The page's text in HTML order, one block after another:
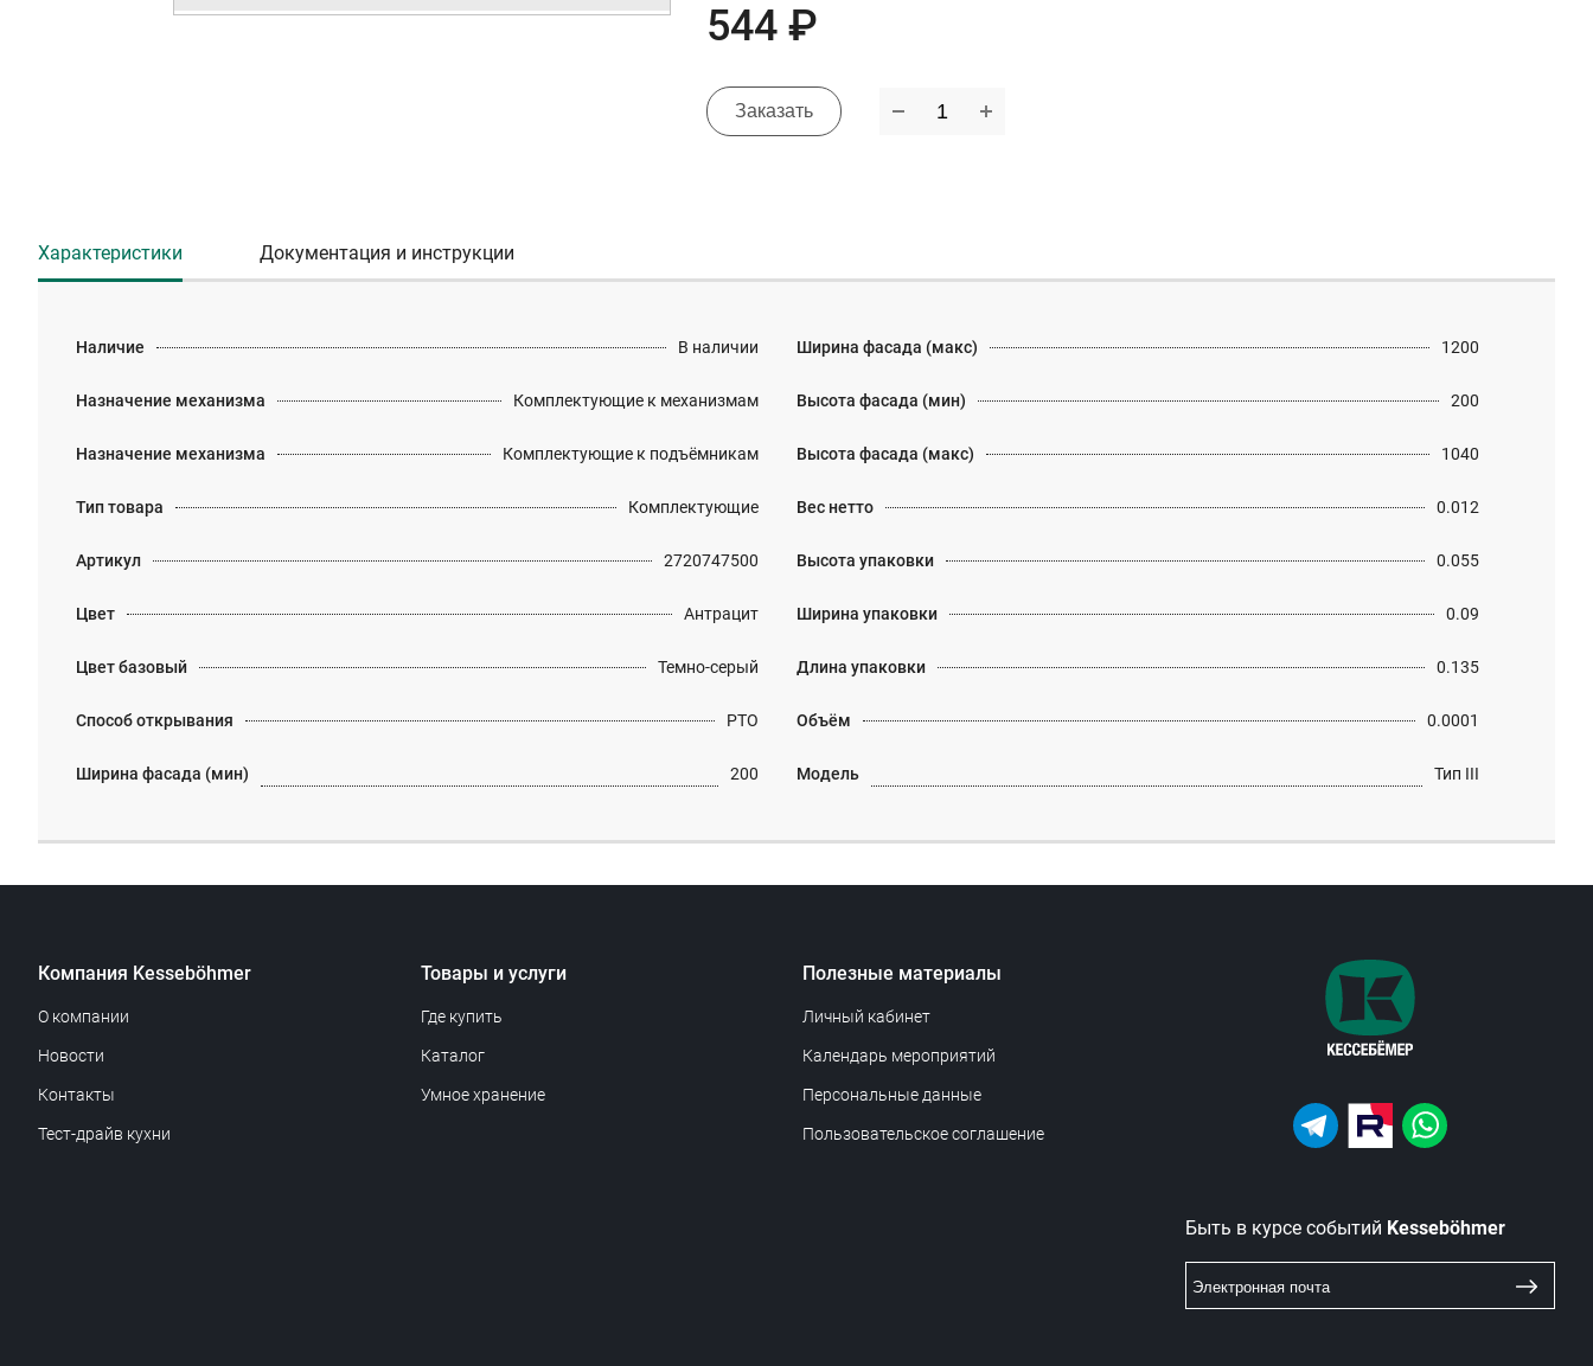
544 ₽
Заказать
Характеристики Документация и инструкции
Наличие В наличии
Назначение механизма Комплектующие к механизмам
Назначение механизма Комплектующие к подъёмникам
Тип товара Комплектующие
Артикул 2720747500
Цвет Антрацит
Цвет базовый Темно-серый
Способ открывания PTO
Ширина фасада (мин) 200
Ширина фасада (макс) 1200
Высота фасада (мин) 200
Высота фасада (макс) 1040
Вес нетто 0.012
Высота упаковки 0.055
Ширина упаковки 0.09
Длина упаковки 0.135
Объём 0.0001
Модель Тип III
Компания Kesseböhmer
О компании
Новости
Контакты
Тест-драйв кухни
Товары и услуги
Где купить
Каталог
Умное хранение
Полезные материалы
Личный кабинет
Календарь мероприятий
Персональные данные
Пользовательское соглашение
Быть в курсе событий Kesseböhmer